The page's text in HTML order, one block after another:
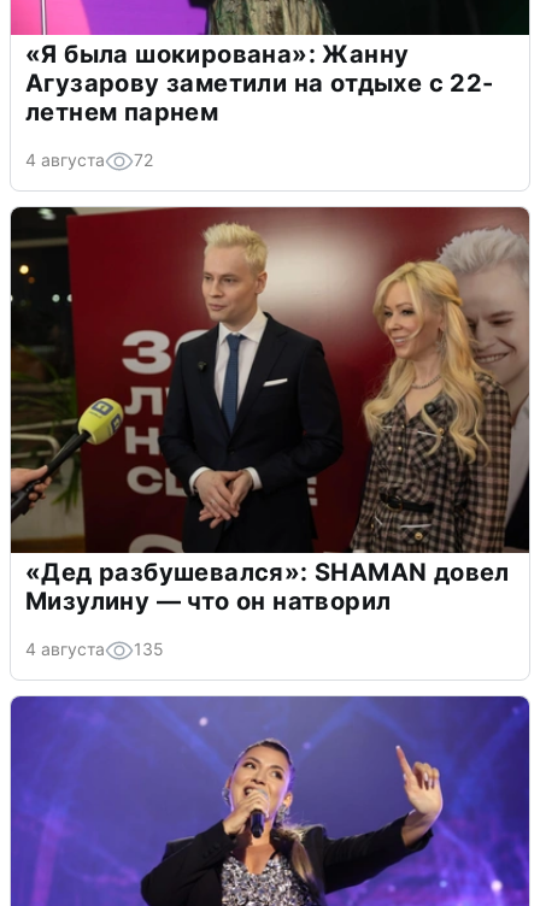
«Я была шокирована»: Жанну
Агузарову заметили на отдыхе с 22-
летнем парнем
4 августа 72
«Дед разбушевался»: SHAMAN довел
Мизулину — что он натворил
4 августа 135